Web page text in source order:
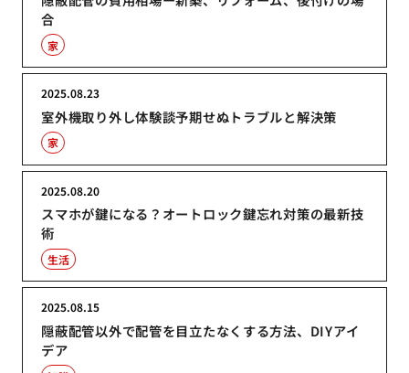
合
家
室外機取り外し体験談予期せぬトラブルと解決策
2025.08.23
家
スマホが鍵になる？オートロック鍵忘れ対策の最新技
術
2025.08.20
生活
隠蔽配管以外で配管を目立たなくする方法、DIYアイ
デア
2025.08.15